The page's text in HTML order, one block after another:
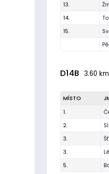
13.
14.
15.
D14B 3.60
MÍSTO
1.
2.
3.
3.
5.